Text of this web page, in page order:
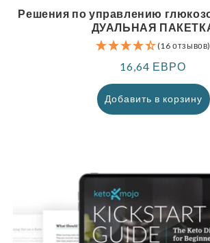
Решения по управлению
ДУАЛЬНАЯ
(16 отзывов)
Обычная
цена
16,64 ЕВРО
Добавить в корзину